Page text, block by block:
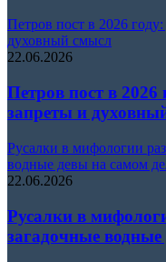
Петров пост в 2026
духовный смысл
22.06.2026
Петров пост в
запреты и
Русалки в мифологии
водные девы на самом
22.06.2026
Русалки в
загадочные